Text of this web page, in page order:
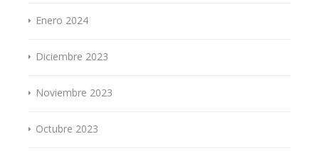
Enero 2024
Diciembre 2023
Noviembre 2023
Octubre 2023